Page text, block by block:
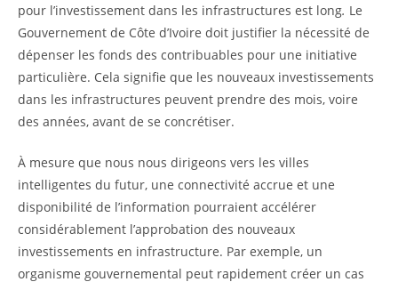
pour l’investissement dans les infrastructures est long. Le
Gouvernement de Côte d’Ivoire doit justifier la nécessité de
dépenser les fonds des contribuables pour une initiative
particulière. Cela signifie que les nouveaux investissements
dans les infrastructures peuvent prendre des mois, voire
des années, avant de se concrétiser.
À mesure que nous nous dirigeons vers les villes
intelligentes du futur, une connectivité accrue et une
disponibilité de l’information pourraient accélérer
considérablement l’approbation des nouveaux
investissements en infrastructure. Par exemple, un
organisme gouvernemental peut rapidement créer un cas